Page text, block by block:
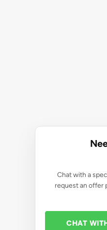
Chat with a
request an offer
CHAT